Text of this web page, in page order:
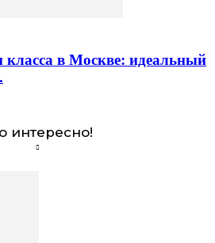
в Москве: идеальный
интересно!